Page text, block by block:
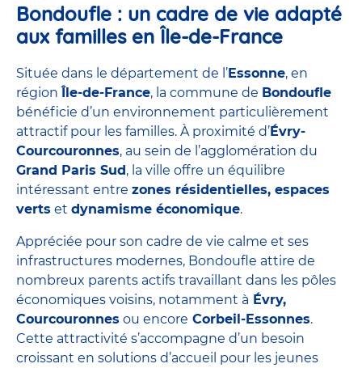
Bondoufle : un cadre de vie adapté
aux familles en Île-de-France
Située dans le département de l’Essonne, en
régionÎle-de-France, la commune de Bondoufle
bénéficie d’un environnement particulièrement
attractif pour les familles. À proximité d’Évry-
Courcouronnes, au sein de l’agglomération du
Grand Paris Sud, la ville offre un équilibre
intéressant entre zones résidentielles, espaces
verts et dynamisme économique.
Appréciée pour son cadre de vie calme et ses
infrastructures modernes, Bondoufle attire de
nombreux parents actifs travaillant dans les pôles
économiques voisins, notamment à Évry,
Courcouronnes ou encore Corbeil-Essonnes.
Cette attractivité s’accompagne d’un besoin
croissant en solutions d’accueil pour les jeunes